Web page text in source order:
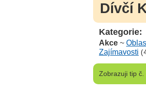
Dívčí
Kategorie:
Akce ~
Zajímavosti
Zobrazujitip č.